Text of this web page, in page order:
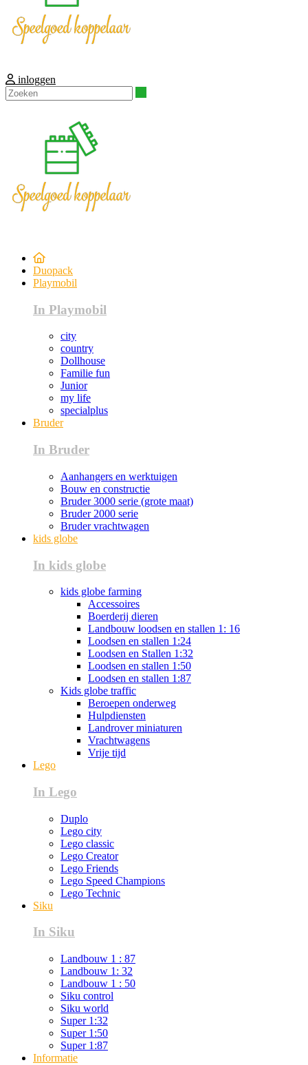
inloggen
Duopack
Playmobil
In Playmobil
city
country
Dollhouse
Familie fun
Junior
my life
specialplus
Bruder
In Bruder
Aanhangers en werktuigen
Bouw en constructie
Bruder 3000 serie (grote maat)
Bruder 2000 serie
Bruder vrachtwagen
kids globe
In kids globe
kids globe farming
Accessoires
Boerderij dieren
Landbouw loodsen en stallen 1: 16
Loodsen en stallen 1:24
Loodsen en Stallen 1:32
Loodsen en stallen 1:50
Loodsen en stallen 1:87
Kids globe traffic
Beroepen onderweg
Hulpdiensten
Landrover miniaturen
Vrachtwagens
Vrije tijd
Lego
In Lego
Duplo
Lego city
Lego classic
Lego Creator
Lego Friends
Lego Speed Champions
Lego Technic
Siku
In Siku
Landbouw 1 : 87
Landbouw 1: 32
Landbouw 1 : 50
Siku control
Siku world
Super 1:32
Super 1:50
Super 1:87
Informatie